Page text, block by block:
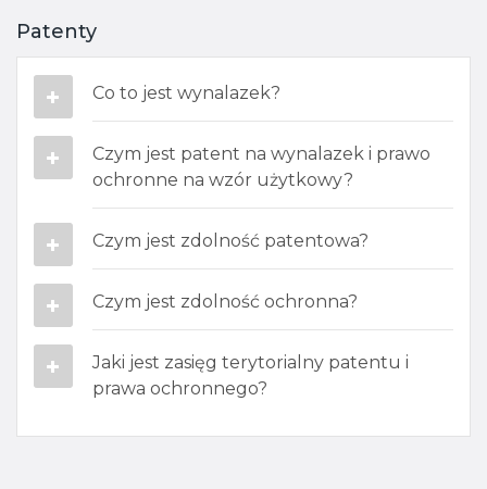
Patenty
Co to jest wynalazek?
Czym jest patent na wynalazek i prawo
ochronne na wzór użytkowy?​
Czym jest zdolność patentowa?
Czym jest zdolność ochronna?
Jaki jest zasięg terytorialny patentu i
prawa ochronnego​?